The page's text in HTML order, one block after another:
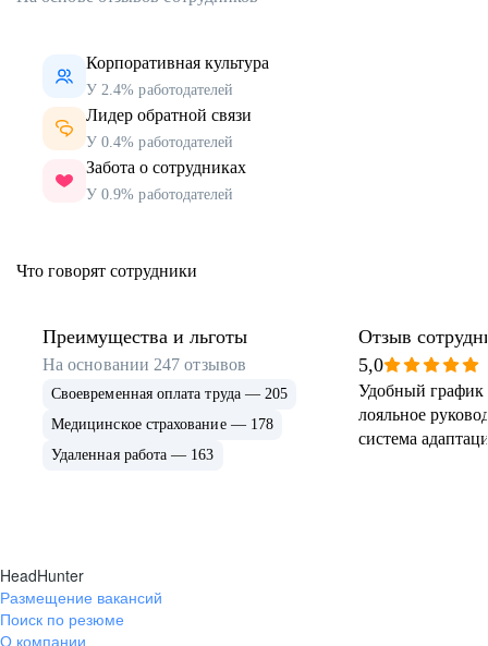
Корпоративная культура
У 2.4% работодателей
Лидер обратной связи
У 0.4% работодателей
Забота о сотрудниках
У 0.9% работодателей
Что говорят сотрудники
Преимущества и льготы
На основании 247 отзывов
Своевременная оплата труда — 205
Медицинское страхование — 178
Удаленная работа — 163
Отзыв
5,0
Удобный график
лояльное
система
HeadHunter
Размещение вакансий
Поиск по резюме
О компании